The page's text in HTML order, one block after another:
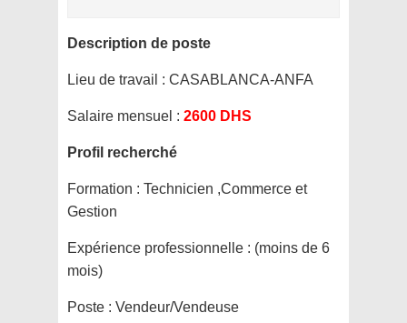
Description de poste
Lieu de travail : CASABLANCA-ANFA
Salaire mensuel : 2600 DHS
Profil recherché
Formation : Technicien ,Commerce et
Gestion
Expérience professionnelle : (moins de 6
mois)
Poste : Vendeur/Vendeuse